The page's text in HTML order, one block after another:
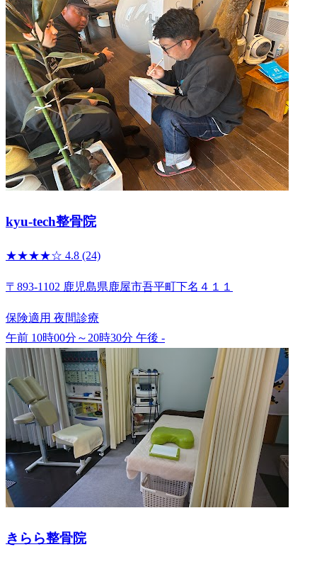
kyu-tech整骨院
★★★★☆ 4.8 (24)
〒893-1102 鹿児島県鹿屋市吾平町下名４１１
保険適用 夜間診療
午前 10時00分～20時30分 午後 -
きらら整骨院